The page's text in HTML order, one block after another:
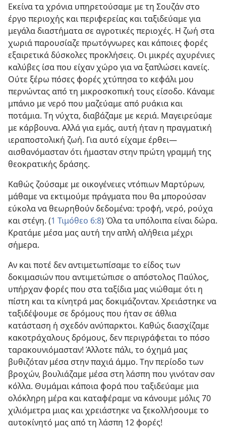
Εκείνα τα χρόνια υπηρετούσαμε με τη Σουζάν στο
έργο περιοχής και περιφερείας και ταξιδεύαμε για
μεγάλα διαστήματα σε αγροτικές περιοχές. Η ζωή στα
χωριά παρουσίαζε πρωτόγνωρες και κάποιες φορές
εξαιρετικά δύσκολες προκλήσεις. Οι μικρές αχυρένιες
καλύβες ίσα που είχαν χώρο για να ξαπλώσει κανείς.
Ούτε ξέρω πόσες φορές χτύπησα το κεφάλι μου
περνώντας από τη μικροσκοπική τους είσοδο. Κάναμε
μπάνιο με νερό που μαζεύαμε από ρυάκια και
ποτάμια. Τη νύχτα, διαβάζαμε με κεριά. Μαγειρεύαμε
με κάρβουνα. Αλλά για εμάς, αυτή ήταν η πραγματική
ιεραποστολική ζωή. Για αυτό είχαμε έρθει—
αισθανόμασταν ότι ήμασταν στην πρώτη γραμμή της
θεοκρατικής δράσης.
Καθώς ζούσαμε με οικογένειες ντόπιων Μαρτύρων,
μάθαμε να εκτιμούμε πράγματα που θα μπορούσαν
εύκολα να θεωρηθούν δεδομένα: τροφή, νερό, ρούχα
και στέγη. (1 Τιμόθεο 6:8) Όλα τα υπόλοιπα είναι δώρα.
Κρατάμε μέσα μας αυτή την απλή αλήθεια μέχρι
σήμερα.
Αν και ποτέ δεν αντιμετωπίσαμε το είδος των
δοκιμασιών που αντιμετώπισε ο απόστολος Παύλος,
υπήρχαν φορές που στα ταξίδια μας νιώθαμε ότι η
πίστη και τα κίνητρά μας δοκιμάζονταν. Χρειάστηκε να
ταξιδέψουμε σε δρόμους που ήταν σε άθλια
κατάσταση ή σχεδόν ανύπαρκτοι. Καθώς διασχίζαμε
κακοτράχαλους δρόμους, δεν περιγράφεται το πόσο
ταρακουνιόμασταν! Άλλοτε πάλι, το όχημά μας
βυθιζόταν μέσα στην παχιά άμμο. Την περίοδο των
βροχών, βουλιάζαμε μέσα στη λάσπη που γινόταν σαν
κόλλα. Θυμάμαι κάποια φορά που ταξιδεύαμε μια
ολόκληρη μέρα και καταφέραμε να κάνουμε μόλις 70
χιλιόμετρα μιας και χρειάστηκε να ξεκολλήσουμε το
αυτοκίνητό μας από τη λάσπη 12 φορές!